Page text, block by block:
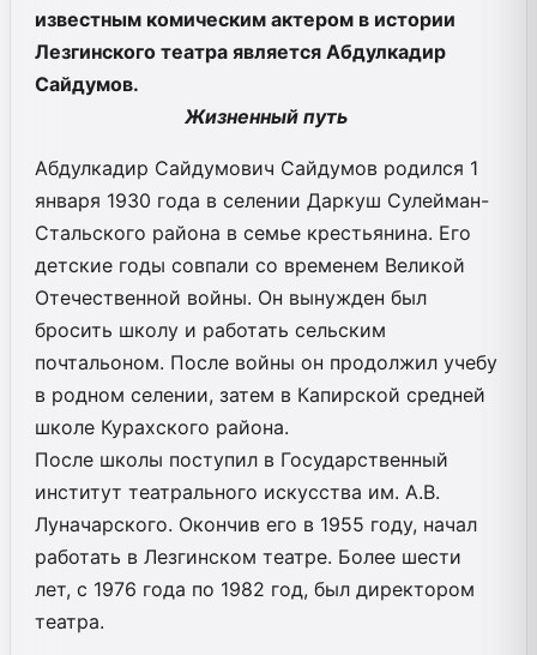
известным комическим актером в истории
Лезгинского театра является Абдулкадир
Сайдумов.
Жизненный путь
Абдулкадир Сайдумович Сайдумов родился 1
января 1930 года в селении Даркуш Сулейман-
Стальского района в семье крестьянина. Его
детские годы совпали со временем Великой
Отечественной войны. Он вынужден был
бросить школу и работать сельским
почтальоном. После войны он продолжил учебу
в родном селении, затем в Капирской средней
школе Курахского района.
После школы поступил в Государственный
институт театрального искусства им. А.В.
Луначарского. Окончив его в 1955 году, начал
работать в Лезгинском театре. Более шести
лет, с 1976 года по 1982 год, был директором
театра.